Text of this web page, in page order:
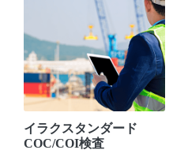
イラクスタンダード
COC/COI検査